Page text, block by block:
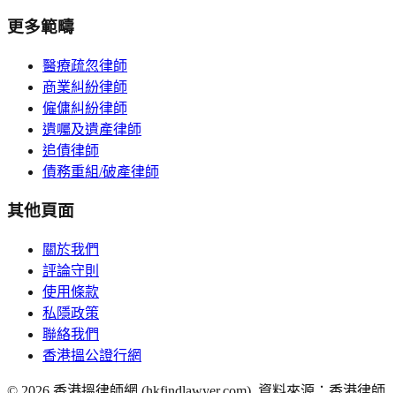
更多範疇
醫療疏忽律師
商業糾紛律師
僱傭糾紛律師
遺囑及遺產律師
追債律師
債務重組/破產律師
其他頁面
關於我們
評論守則
使用條款
私隱政策
聯絡我們
香港搵公證行網